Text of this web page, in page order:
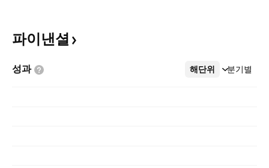
파이낸셜
성과 해단위 분기별
더보기